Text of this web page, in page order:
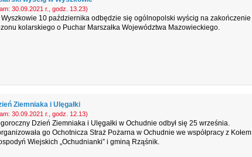
30.09.2021 r., godz. 13.23)
Wyszkowie 10 października odbędzie się ogólnopolski wyścig na zakończenie
kolarskiego o Puchar Marszałka Województwa Mazowieckiego.
Ziemniaka i Ulęgałki
30.09.2021 r., godz. 12.13)
Dzień Ziemniaka i Ulęgałki w Ochudnie odbył się 25 września.
go Ochotnicza Straż Pożarna w Ochudnie we współpracy z Kołem
Wiejskich „Ochudnianki” i gminą Rząśnik.